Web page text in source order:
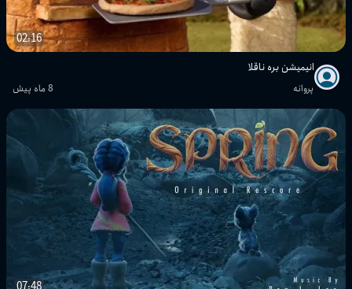
02:16
انیمیشن بره ناقلا
پروانه 8 ماه پیش